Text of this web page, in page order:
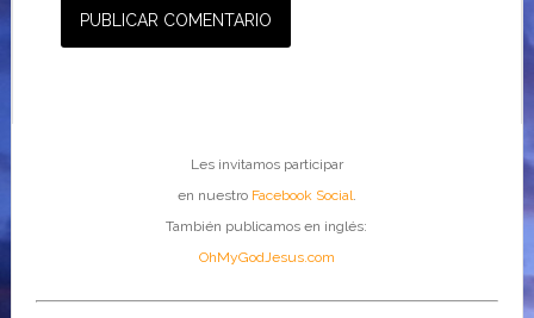
Les invitamos participar
en nuestro Facebook Social
También publicamos en inglés:
OhMyGodJesus.com